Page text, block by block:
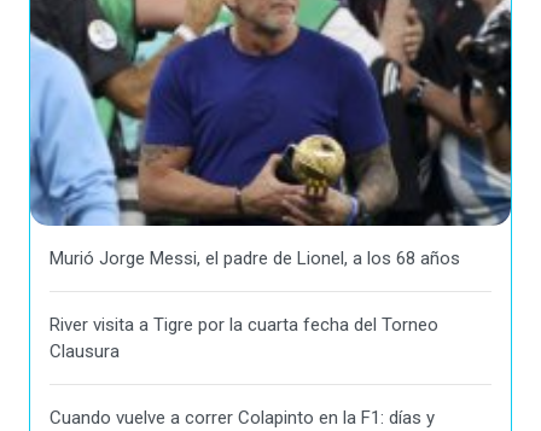
Murió Jorge Messi, el padre de Lionel, a los 68 años
River visita a Tigre por la cuarta fecha del Torneo
Clausura
Cuando vuelve a correr Colapinto en la F1: días y